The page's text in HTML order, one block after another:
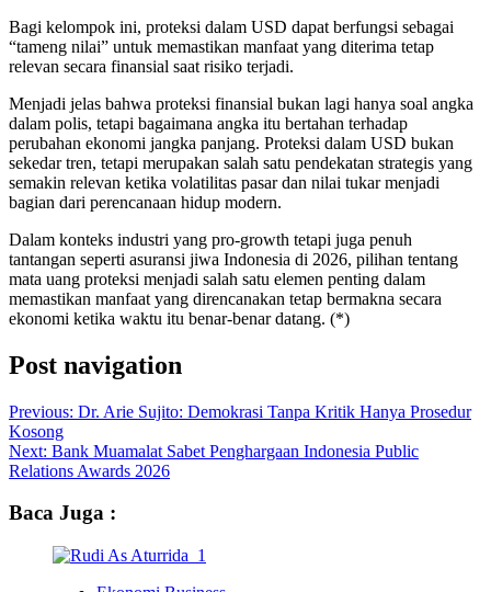
Bagi kelompok ini, proteksi dalam USD dapat berfungsi sebagai
“tameng nilai” untuk memastikan manfaat yang diterima tetap
relevan secara finansial saat risiko terjadi.
Menjadi jelas bahwa proteksi finansial bukan lagi hanya soal angka
dalam polis, tetapi bagaimana angka itu bertahan terhadap
perubahan ekonomi jangka panjang. Proteksi dalam USD bukan
sekedar tren, tetapi merupakan salah satu pendekatan strategis yang
semakin relevan ketika volatilitas pasar dan nilai tukar menjadi
bagian dari perencanaan hidup modern.
Dalam konteks industri yang pro-growth tetapi juga penuh
tantangan seperti asuransi jiwa Indonesia di 2026, pilihan tentang
mata uang proteksi menjadi salah satu elemen penting dalam
memastikan manfaat yang direncanakan tetap bermakna secara
ekonomi ketika waktu itu benar-benar datang. (*)
Post navigation
Previous: Dr. Arie Sujito: Demokrasi Tanpa Kritik Hanya Prosedur
Kosong
Next: Bank Muamalat Sabet Penghargaan Indonesia Public
Relations Awards 2026
Baca Juga :